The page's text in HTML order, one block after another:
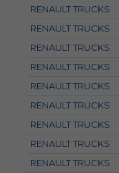
RENAULT TRUCKS
RENAULT TRUCKS
RENAULT TRUCKS
RENAULT TRUCKS
RENAULT TRUCKS
RENAULT TRUCKS
RENAULT TRUCKS
RENAULT TRUCKS
RENAULT TRUCKS